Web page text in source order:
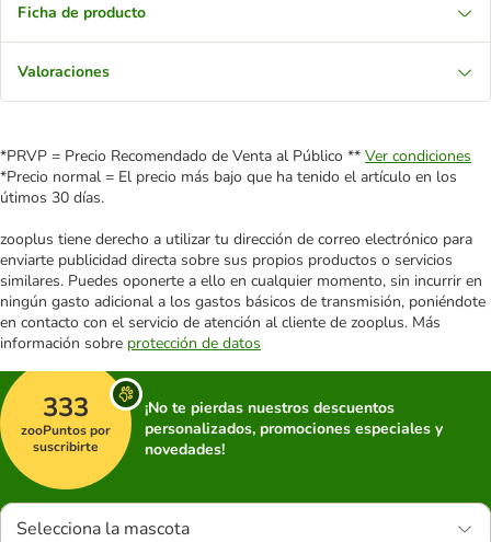
Ficha de producto
Valoraciones
*PRVP = Precio Recomendado de Venta al Público ** Ver condiciones
*Precio normal = El precio más bajo que ha tenido el artículo en los
útimos 30 días.
zooplus tiene derecho a utilizar tu dirección de correo electrónico para
enviarte publicidad directa sobre sus propios productos o servicios
similares. Puedes oponerte a ello en cualquier momento, sin incurrir en
ningún gasto adicional a los gastos básicos de transmisión, poniéndote
en contacto con el servicio de atención al cliente de zooplus. Más
información sobre protección de datos
333
zooPuntos por
suscribirte
¡No te pierdas nuestros descuentos
personalizados, promociones especiales y
novedades!
Selecciona la mascota